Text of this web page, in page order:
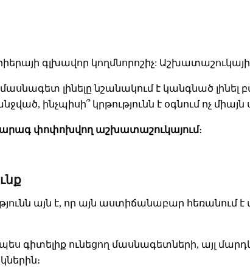
գլխավոր կողմնորոշիչ:
լինելը նշանակում է կանգնած լինել
ինչպիսի՞ կրթությունն է օգնում ոչ
արագ փոփոխվող աշխատաշուկայում։
այն է, որ այն աստիճանաբար հեռանում
գիտելիք ունեցող մասնագետների, այլ